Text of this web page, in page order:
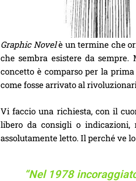
Graphic Novelè un termine che
che sembra esistere da
concetto è comparso per la
come fosse arrivato al
Vi faccio una richiesta, con il
libero da consigli o indicazioni,
assolutamente letto. Il perché ve
“Nel 1978